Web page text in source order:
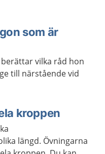
som är
vilka råd hon
till närstående vid
kroppen
längd. Övningarna